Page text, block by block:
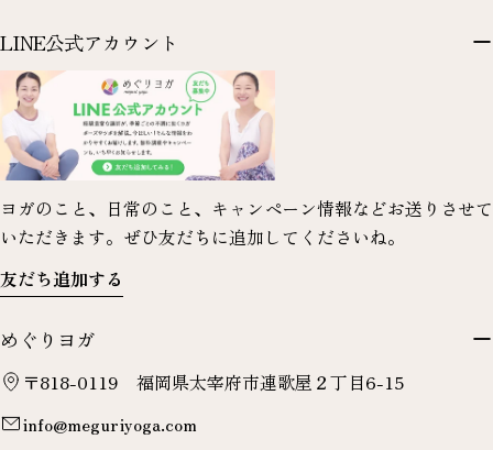
LINE公式アカウント
ヨガのこと、日常のこと、キャンペーン情報などお送りさせて
いただきます。ぜひ友だちに追加してくださいね。
友だち追加する
めぐりヨガ
〒818-0119 福岡県太宰府市連歌屋２丁目6-15
info@meguriyoga.com